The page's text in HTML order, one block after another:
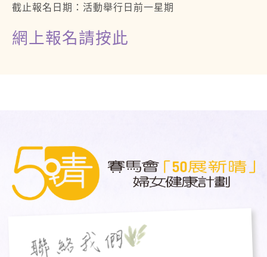
截止報名日期：活動舉行日前一星期
網上報名請按此